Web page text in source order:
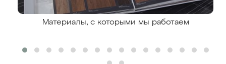
Материалы, с которыми мы работаем